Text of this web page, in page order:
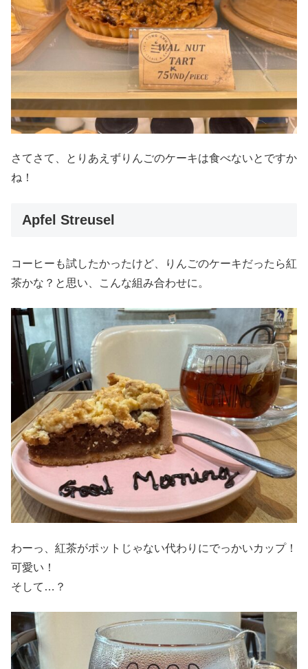
さてさて、とりあえずりんごのケーキは食べないとですか
ね！
Apfel Streusel
コーヒーも試したかったけど、りんごのケーキだったら紅
茶かな？と思い、こんな組み合わせに。
わーっ、紅茶がポットじゃない代わりにでっかいカップ！
可愛い！
そして…？